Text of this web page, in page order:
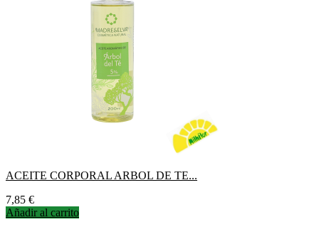
ACEITE CORPORAL ARBOL DE TE...
Precio
7,85 €
Añadir al carrito